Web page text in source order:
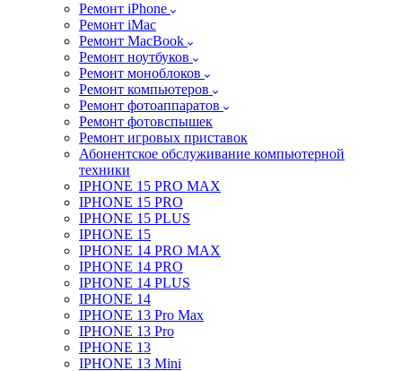
Ремонт iPhone
Ремонт iMac
Ремонт MacBook
Ремонт ноутбуков
Ремонт моноблоков
Ремонт компьютеров
Ремонт фотоаппаратов
Ремонт фотовспышек
Ремонт игровых приставок
Абонентское обслуживание компьютерной
техники
IPHONE 15 PRO MAX
IPHONE 15 PRO
IPHONE 15 PLUS
IPHONE 15
IPHONE 14 PRO MAX
IPHONE 14 PRO
IPHONE 14 PLUS
IPHONE 14
IPHONE 13 Pro Max
IPHONE 13 Pro
IPHONE 13
IPHONE 13 Mini